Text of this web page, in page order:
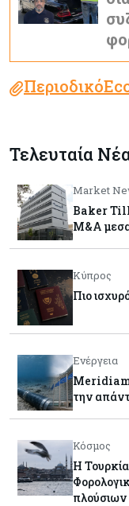
Τελευταία
Market
Baker
M&A
Κύπρος
Πιο
Ενέργεια
την
Κόσμος
Η